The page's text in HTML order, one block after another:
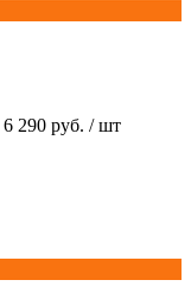
6 290 руб. / шт